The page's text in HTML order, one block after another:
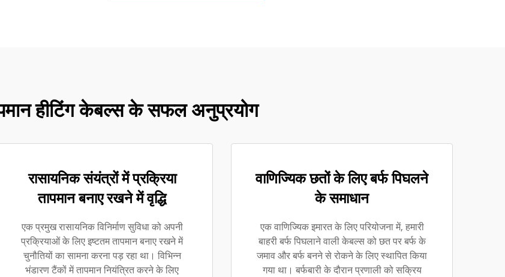
हीटिंग केबल्स के सफल अनुप्रयोग
रासायनिक संयंत्रों में प्रक्रिया
तापमान बनाए रखने में वृद्धि
एक प्रमुख रासायनिक विनिर्माण सुविधा को अपनी
प्रक्रियाओं के लिए इष्टतम तापमान बनाए रखने में
चुनौतियों का सामना करना पड़ रहा था। विभिन्न
भंडारण टैंकों में तापमान नियंत्रित करने के लिए
वाणिज्यिक छतों के लिए बर्फ पिघलने
के समाधान
एक वाणिज्यिक इमारत के लिए परियोजना में, हमारी
बाहरी बर्फ पिघलाने वाली केबल्स को छत पर बर्फ के
जमाव और बर्फ बनने से रोकने के लिए स्थापित किया
गया था। बर्फबारी के दौरान प्रणाली को सक्रिय